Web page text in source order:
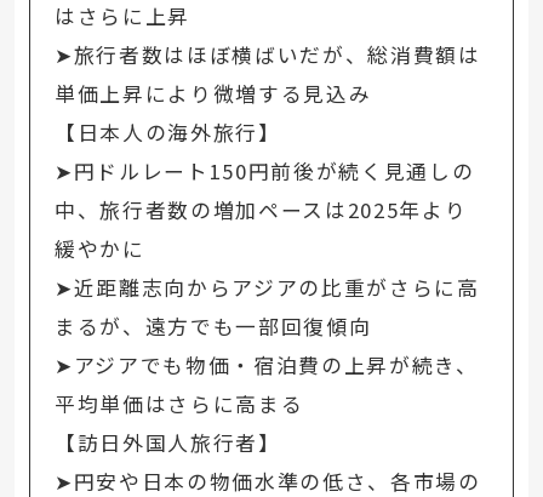
はさらに上昇
➤旅行者数はほぼ横ばいだが、総消費額は
単価上昇により微増する見込み
【日本人の海外旅行】
➤円ドルレート150円前後が続く見通しの
中、旅行者数の増加ペースは2025年より
緩やかに
➤近距離志向からアジアの比重がさらに高
まるが、遠方でも一部回復傾向
➤アジアでも物価・宿泊費の上昇が続き、
平均単価はさらに高まる
【訪日外国人旅行者】
➤円安や日本の物価水準の低さ、各市場の